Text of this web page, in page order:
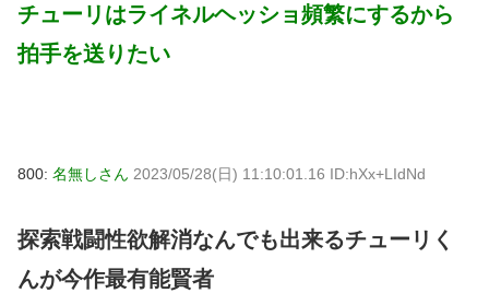
チューリはライネルヘッショ頻繁にするから
拍手を送りたい
800: 名無しさん 2023/05/28(日) 11:10:01.16 ID:hXx+LIdNd
探索戦闘性欲解消なんでも出来るチューリく
んが今作最有能賢者